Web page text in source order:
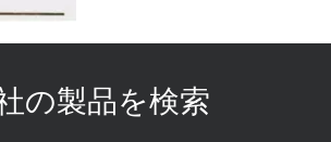
の製品を検索